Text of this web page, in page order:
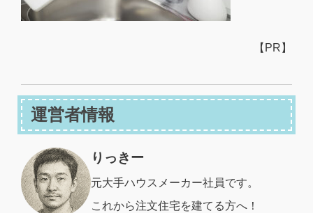
【PR】
運営者情報
りっきー
元大手ハウスメーカー社員です。
これから注文住宅を建てる方へ！